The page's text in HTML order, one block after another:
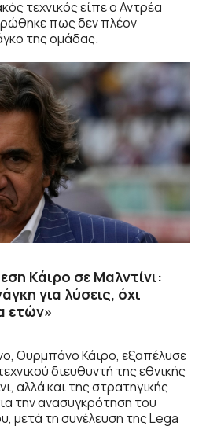
τεχνικός είπε ο Αντρέα
πως δεν πλέον
της ομάδας.
Κάιρο σε Μαλντίνι:
για λύσεις, όχι
ετών»
Ουρμπάνο Κάιρο, εξαπέλυσε
διευθυντή της εθνικής
αλλά και της στρατηγικής
την ανασυγκρότηση του
μετά τη συνέλευση της Lega